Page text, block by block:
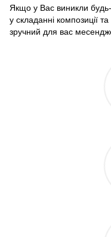
Якщо у Вас виникли
у складанні композиції
зручний для вас